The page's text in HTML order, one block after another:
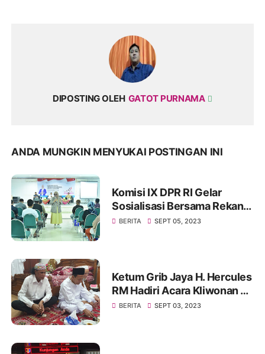
DIPOSTING OLEH GATOT PURNAMA
ANDA MUNGKIN MENYUKAI POSTINGAN INI
Komisi IX DPR RI Gelar
Sosialisasi Bersama Rekan
Mitra Kerjanya BKKBN di
BERITA SEPT 05, 2023
Ketum Grib Jaya H. Hercules
RM Hadiri Acara Kliwonan di
Pekalongan dan Milad Ke 11
BERITA SEPT 03, 2023